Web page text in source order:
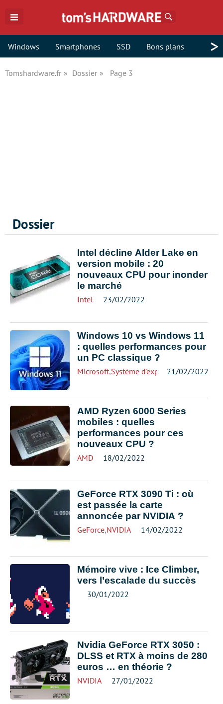
Windows Smartphones SSD Bons plans >
Tomshardware.fr Dossier Page 3
Dossier
Intel décline Alder Lake en
version mobile : 20
nouveaux CPU pour inonder
le marché
Intel 23/02/2022
Windows 10 vs Windows 11
: quelles performances pour
un PC classique ?
Microsoft,Système d'exploitation,Windows
21/02/2022
AMD Ryzen 6000 Series
mobiles : quelles
performances pour ces
nouveaux CPU ?
AMD 18/02/2022
GeForce RTX 3090 Ti : où
est passée la carte
annoncée par NVIDIA ?
GeForce,NVIDIA 14/02/2022
Mémoire vive : Ice Climber,
vers l’escalade du succès
30/01/2022
Nvidia GeForce RTX 3050 :
DLSS et RTX à moins de 280
euros … en théorie ?
NVIDIA 27/01/2022